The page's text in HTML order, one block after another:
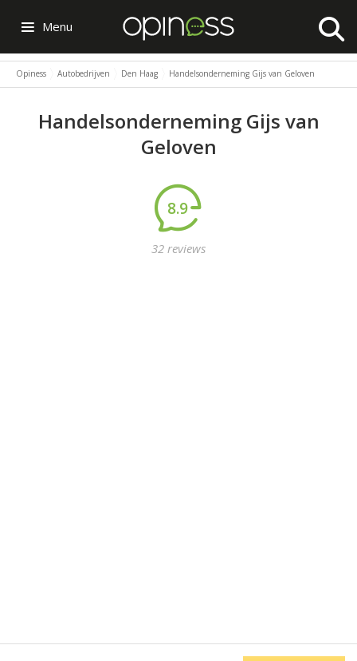
Menu
Opiness Autobedrijven Den Haag Handelsonderneming Gijs van Geloven
Handelsonderneming Gijs van
Geloven
8.9
32 reviews